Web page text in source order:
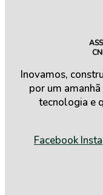
Inovamos,
por um
tecnologia e
Facebook